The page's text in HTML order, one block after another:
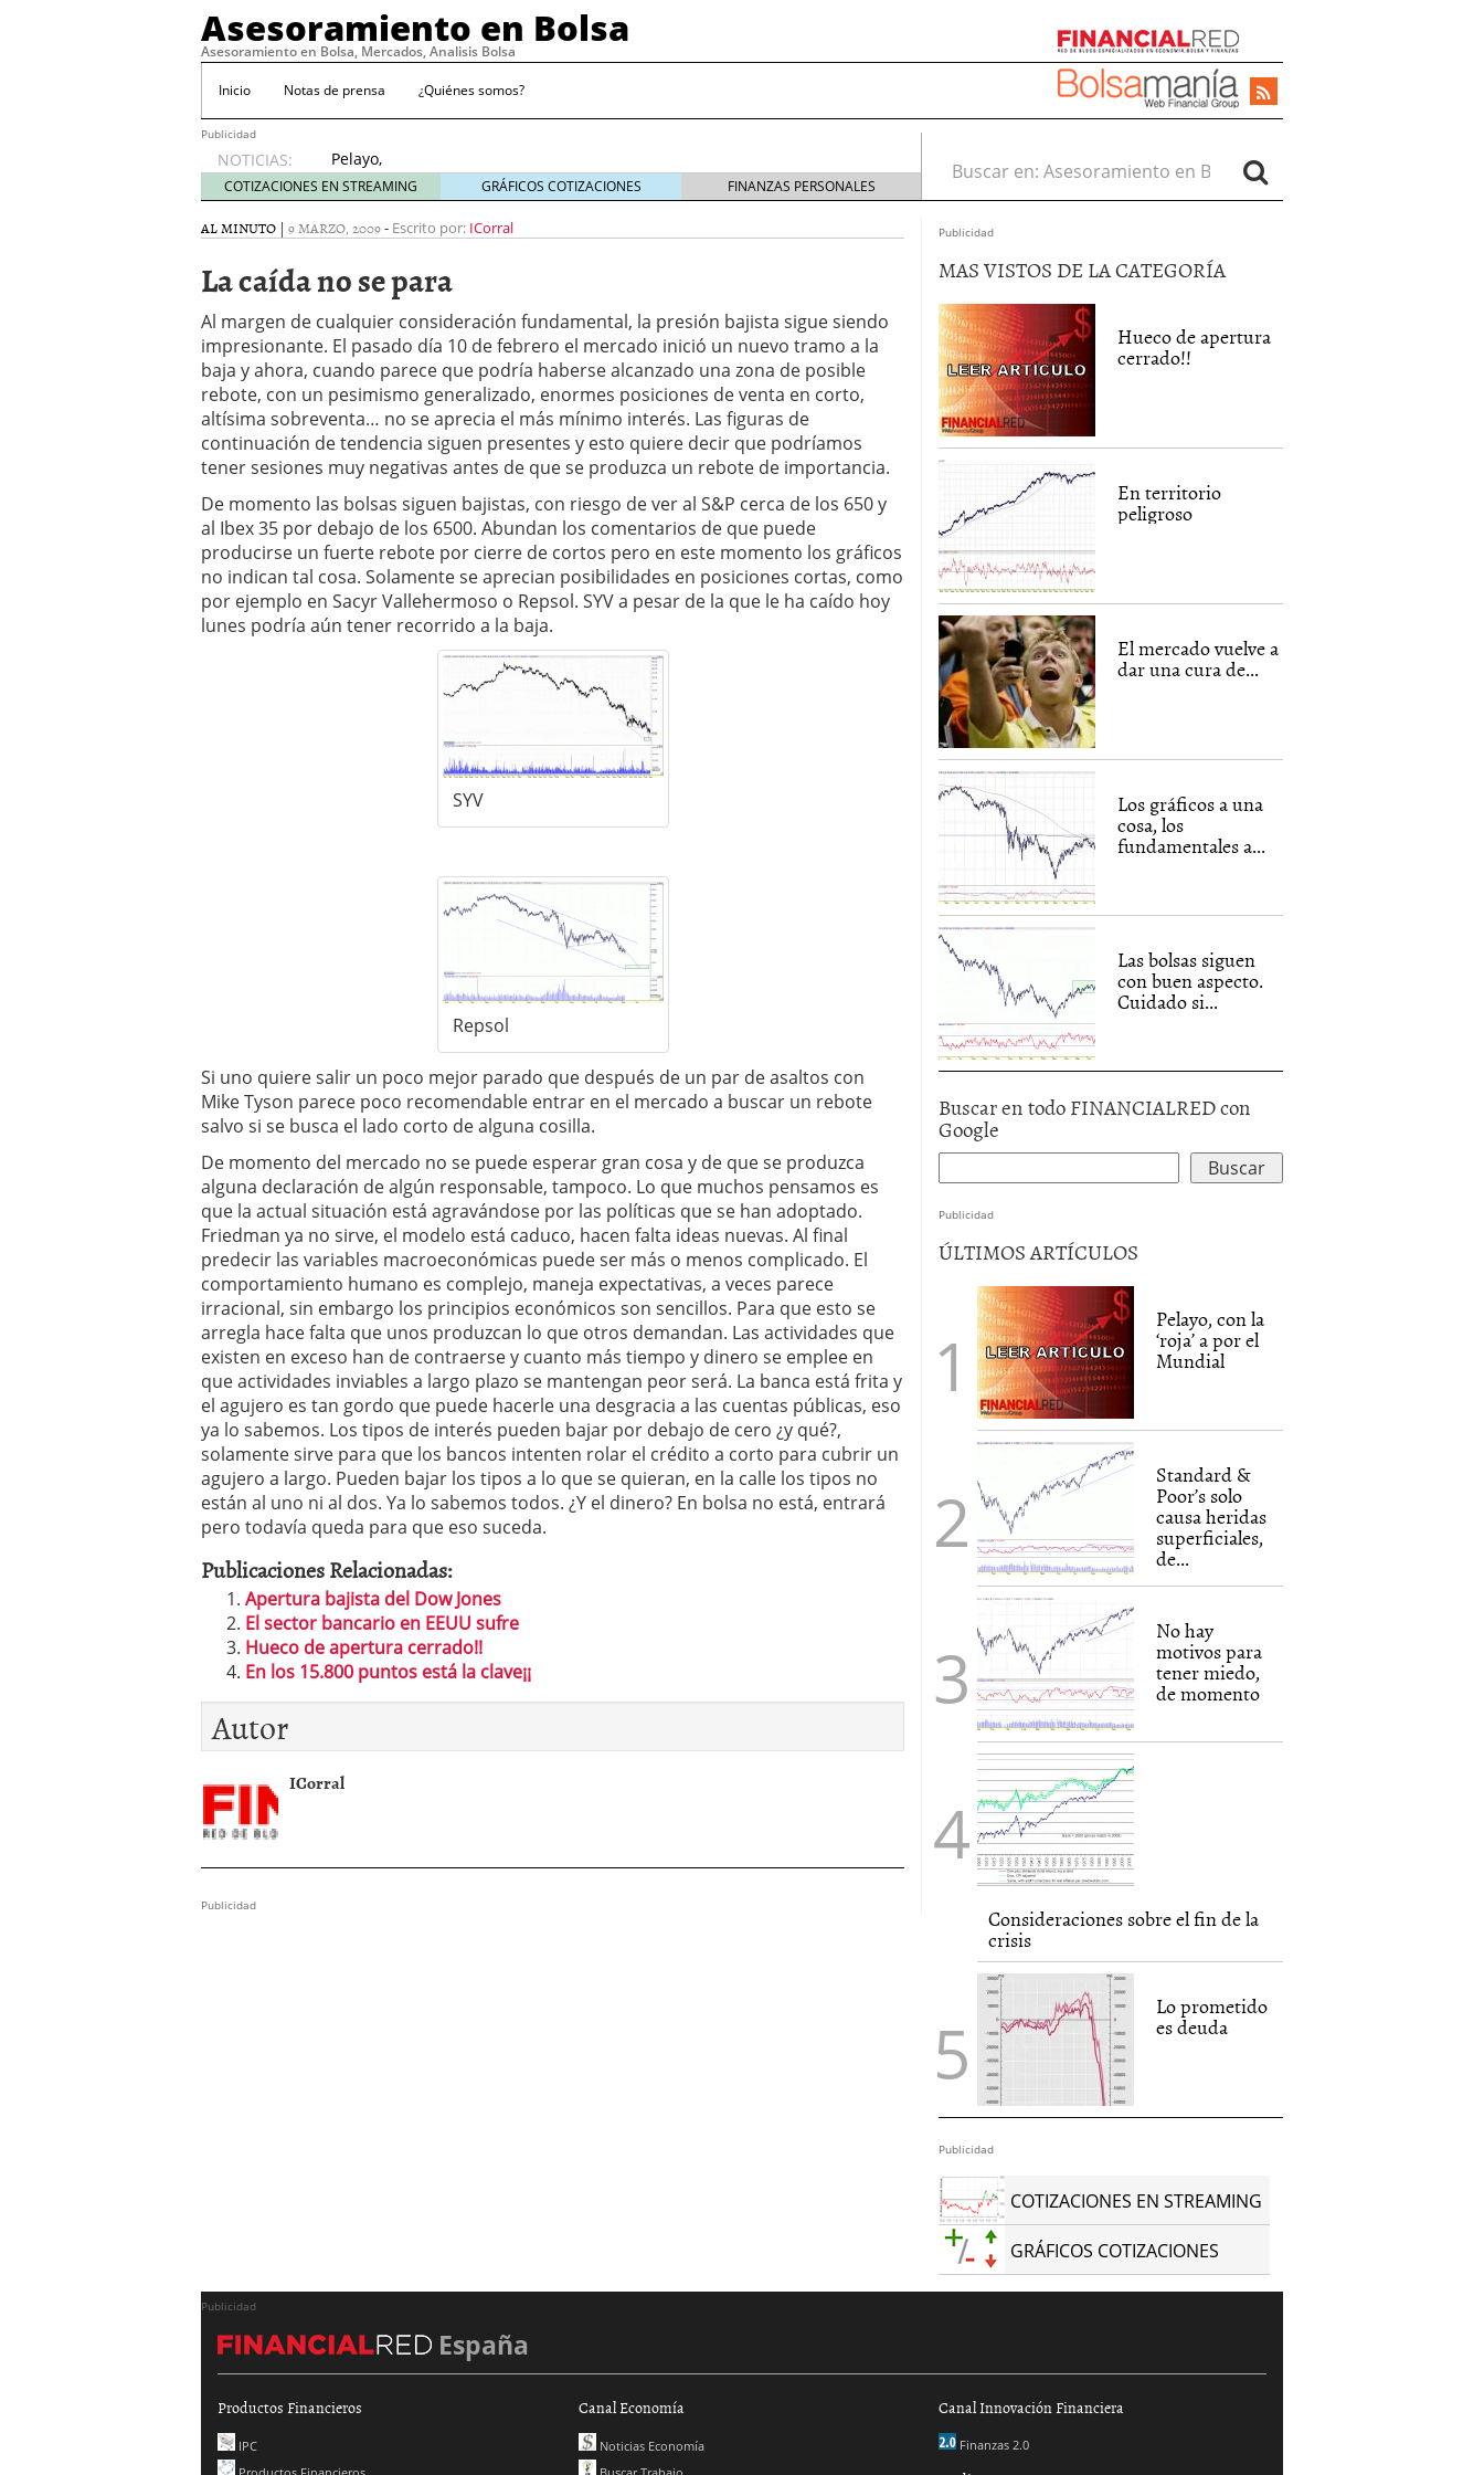
Asesoramiento en Bolsa
Asesoramiento en Bolsa, Mercados, Analisis Bolsa
Inicio Notas de prensa ¿Quiénes somos?
Publicidad
NOTICIAS:
Pelayo,
con la
‘roja’ a
por el
2010
Standard & Poor’s solo causa heridas superficiales, de momento diciembre
11, 2009
No hay motivos para tener miedo, de momento noviembre 13, 2009
Consideraciones sobre el fin de la crisis noviembre 6, 2009
Lo prometido es deuda noviembre 2, 2009
COTIZACIONES EN STREAMING GRÁFICOS COTIZACIONES FINANZAS PERSONALES
Buscar en:
AL MINUTO | 9 MARZO, 2009- Escrito por: ICorral
La caída no se para
Al margen de cualquier consideración fundamental, la presión bajista sigue siendo
impresionante. El pasado día 10 de febrero el mercado inició un nuevo tramo a la
baja y ahora, cuando parece que podría haberse alcanzado una zona de posible
rebote, con un pesimismo generalizado, enormes posiciones de venta en corto,
altísima sobreventa… no se aprecia el más mínimo interés. Las figuras de
continuación de tendencia siguen presentes y esto quiere decir que podríamos
tener sesiones muy negativas antes de que se produzca un rebote de importancia.
De momento las bolsas siguen bajistas, con riesgo de ver al S&P cerca de los 650 y
al Ibex 35 por debajo de los 6500. Abundan los comentarios de que puede
producirse un fuerte rebote por cierre de cortos pero en este momento los gráficos
no indican tal cosa. Solamente se aprecian posibilidades en posiciones cortas, como
por ejemplo en Sacyr Vallehermoso o Repsol. SYV a pesar de la que le ha caído hoy
lunes podría aún tener recorrido a la baja.
SYV
Repsol
Si uno quiere salir un poco mejor parado que después de un par de asaltos con
Mike Tyson parece poco recomendable entrar en el mercado a buscar un rebote
salvo si se busca el lado corto de alguna cosilla.
De momento del mercado no se puede esperar gran cosa y de que se produzca
alguna declaración de algún responsable, tampoco. Lo que muchos pensamos es
que la actual situación está agravándose por las políticas que se han adoptado.
Friedman ya no sirve, el modelo está caduco, hacen falta ideas nuevas. Al final
predecir las variables macroeconómicas puede ser más o menos complicado. El
comportamiento humano es complejo, maneja expectativas, a veces parece
irracional, sin embargo los principios económicos son sencillos. Para que esto se
arregla hace falta que unos produzcan lo que otros demandan. Las actividades que
existen en exceso han de contraerse y cuanto más tiempo y dinero se emplee en
que actividades inviables a largo plazo se mantengan peor será. La banca está frita y
el agujero es tan gordo que puede hacerle una desgracia a las cuentas públicas, eso
ya lo sabemos. Los tipos de interés pueden bajar por debajo de cero ¿y qué?,
solamente sirve para que los bancos intenten rolar el crédito a corto para cubrir un
agujero a largo. Pueden bajar los tipos a lo que se quieran, en la calle los tipos no
están al uno ni al dos. Ya lo sabemos todos. ¿Y el dinero? En bolsa no está, entrará
pero todavía queda para que eso suceda.
Publicaciones Relacionadas:
Apertura bajista del Dow Jones
El sector bancario en EEUU sufre
Hueco de apertura cerrado!!
En los 15.800 puntos está la clave¡¡
Autor
ICorral
Publicidad
Publicidad
MAS VISTOS DE LA CATEGORÍA
Hueco de apertura
cerrado!!
En territorio
peligroso
El mercado vuelve a
dar una cura de...
Los gráficos a una
cosa, los
fundamentales a...
Las bolsas siguen
con buen aspecto.
Cuidado si...
Buscar en todo FINANCIALRED con
Google
Publicidad
ÚLTIMOS ARTÍCULOS
Pelayo, con la
‘roja’ a por el
Mundial
Standard &
Poor’s solo
causa heridas
superficiales,
de...
No hay
motivos para
tener miedo,
de momento
Consideraciones sobre el fin de la
crisis
Lo prometido
es deuda
Publicidad
COTIZACIONES EN STREAMING
GRÁFICOS COTIZACIONES
Publicidad
España
Productos Financieros
IPC
Canal Economía
Noticias Economía
Canal Innovación Financiera
Finanzas 2.0